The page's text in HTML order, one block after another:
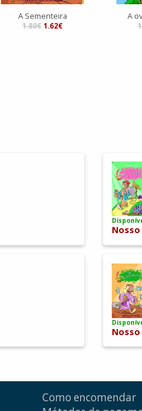
A Sementeira
1.80€ 1.62€
A
Nosso
Nosso
Como encomendar